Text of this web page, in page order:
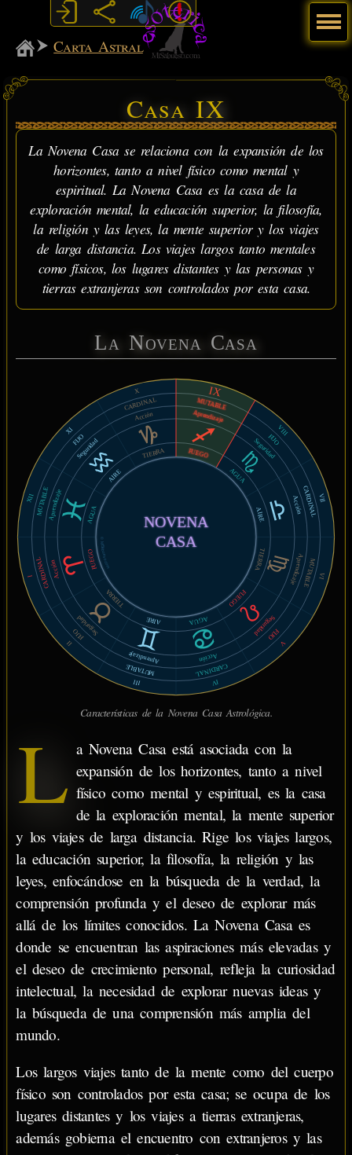
MiSabueso
Carta Astral
Casa IX
La Novena Casa se relaciona con la expansión de los
horizontes, tanto a nivel físico como mental y
espiritual. La Novena Casa es la casa de la
exploración mental, la educación superior, la filosofía,
la religión y las leyes, la mente superior y los viajes
de larga distancia. Los viajes largos tanto mentales
como físicos, los lugares distantes y las personas y
tierras extranjeras son controlados por esta casa.
La Novena Casa
© MiSabueso.com
I
II
III IV
V
VI
VII
VIII
IX
X
XI
XII
TIERRA
AIRE
AGUA
FUEGO
TIERRA
AIRE AGUA
FUEGO
TIERRA
AIRE
AGUA
FUEGO
CARDINAL
FIJO
MUTABLE
CARDINAL
FIJO
MUTABLE CARDINAL
FIJO
MUTABLE
CARDINAL
FIJO
MUTABLE
Acción
Seguridad
Aprendizaje
Acción
Seguridad
Aprendizaje Acción
Seguridad
Aprendizaje
Acción
Seguridad
Aprendizaje
NOVENA
CASA
Características de la Novena Casa Astrológica.
L a Novena Casa está asociada con la
expansión de los horizontes, tanto a nivel
físico como mental y espiritual, es la casa
de la exploración mental, la mente superior
y los viajes de larga distancia. Rige los viajes largos,
la educación superior, la filosofía, la religión y las
leyes, enfocándose en la búsqueda de la verdad, la
comprensión profunda y el deseo de explorar más
allá de los límites conocidos. La Novena Casa es
donde se encuentran las aspiraciones más elevadas y
el deseo de crecimiento personal, refleja la curiosidad
intelectual, la necesidad de explorar nuevas ideas y
la búsqueda de una comprensión más amplia del
mundo.
Los largos viajes tanto de la mente como del cuerpo
físico son controlados por esta casa; se ocupa de los
lugares distantes y los viajes a tierras extranjeras,
además gobierna el encuentro con extranjeros y las
Menú